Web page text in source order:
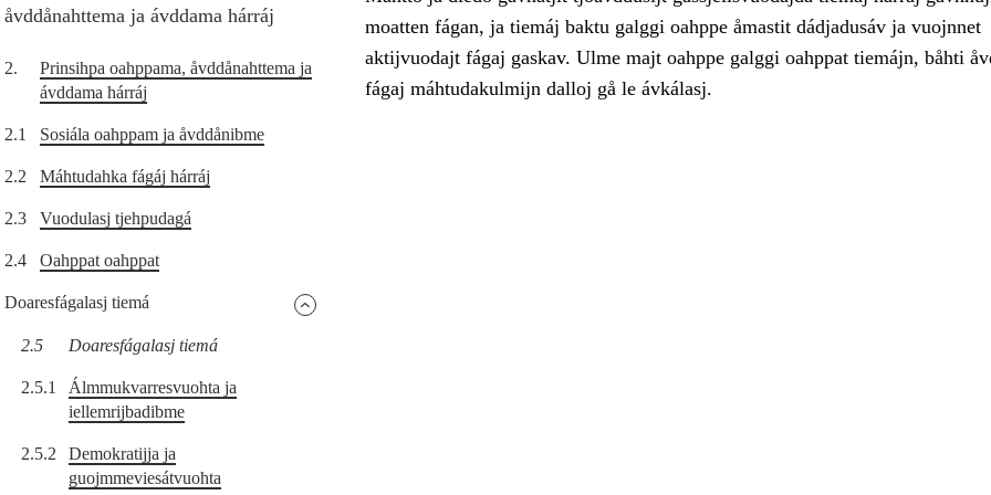
åvddånahttema ja ávddama hárráj
2.
Prinsihpa oahppama, åvddånahttema ja
ávddama hárráj
2.1 Sosiála oahppam ja åvddånibme
2.2 Máhtudahka fágáj hárráj
2.3 Vuodulasj tjehpudagá
2.4 Oahppat oahppat
Doaresfágalasj tiemá
2.5 Doaresfágalasj tiemá
2.5.1
Álmmukvarresvuohta ja
iellemrijbadibme
2.5.2
Demokratijja ja
guojmmeviesátvuohta
moatten fágan, ja tiemáj baktu galggi oahppe åmastit dádjadusáv ja vuojnnet
aktijvuodajt fágaj gaskav. Ulme majt oahppe galggi oahppat tiemájn, båhti
fágaj máhtudakulmijn dalloj gå le ávkálasj.